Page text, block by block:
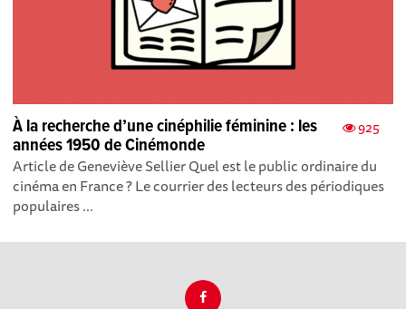
925
À la recherche d’une cinéphilie féminine : les
années 1950 de Cinémonde
Article de Geneviève Sellier Quel est le public ordinaire du
cinéma en France ? Le courrier des lecteurs des périodiques
populaires ...